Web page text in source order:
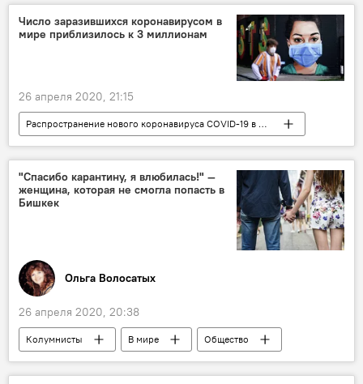
Число заразившихся коронавирусом в
мире приблизилось к 3 миллионам
26 апреля 2020, 21:15
Распространение нового коронавируса COVID-19 в мире
Новости
Общество
В мире
Коронавирус - 2020
пандемия
ситуация
количество коронавирус
"Спасибо карантину, я влюбилась!" —
женщина, которая не смогла попасть в
Бишкек
Ольга Волосатых
26 апреля 2020, 20:38
Колумнисты В мире
Общество
Карантин
Бишкек
Москва